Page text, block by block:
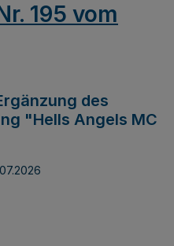
195 vom
des
"Hells Angels MC